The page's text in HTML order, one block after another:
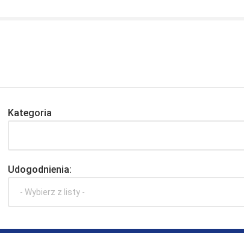
Kategoria
Udogodnienia:
- Wybierz z listy -